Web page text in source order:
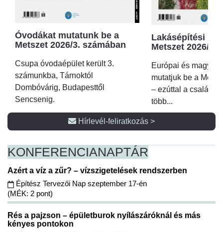
Óvodákat mutatunk be a
Metszet 2026/3. számában
Csupa óvodaépület került 3.
számunkba, Tárnoktól
Dombóvárig, Budapesttől
Sencsenig.
Lakásépítési
Metszet 2026/2.
Európai és magyar
mutatjuk be a
– ezúttal a családi
több...
Hírlevél-feliratkozás >
KONFERENCIANAPTÁR
Azért a víz a zűr? – vízszigetelések rendszerben
Építész Tervezői Nap szeptember 17-én
(MÉK: 2 pont)
Rés a pajzson – épületburok nyílászáróknál és más
kényes pontokon